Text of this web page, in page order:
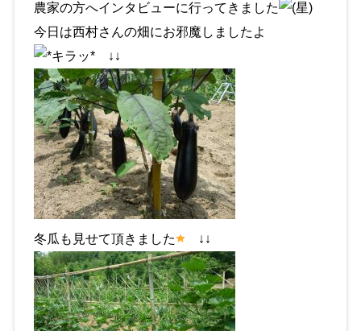
農家の方へインタビューに行ってきました
今日は西村さんの畑にお邪魔しましたよ
↓↓
冬瓜も見せて頂きました ↓↓